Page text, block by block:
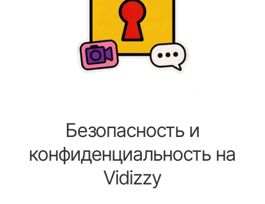
Безопасность и
конфиденциальность на
Vidizzy